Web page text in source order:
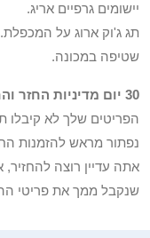
יישומים גרפיים אריג.
תג ג'וק ארוג על המכפלת.
שטיפה במכונה.
30 יום מדיניות החזר והחזר כספי
נפתור מראש להזמנות
אתה עדיין רוצה
שנקבל ממך את פריטי